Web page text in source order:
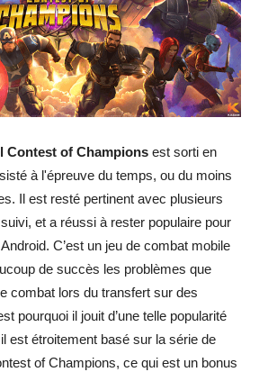
Contest of Champions est sorti en
à l'épreuve du temps, ou du moins
Il est resté pertinent avec plusieurs
et a réussi à rester populaire pour
C’est un jeu de combat mobile
de succès les problèmes que
combat lors du transfert sur des
pourquoi il jouit d’une telle popularité
est étroitement basé sur la série de
of Champions, ce qui est un bonus